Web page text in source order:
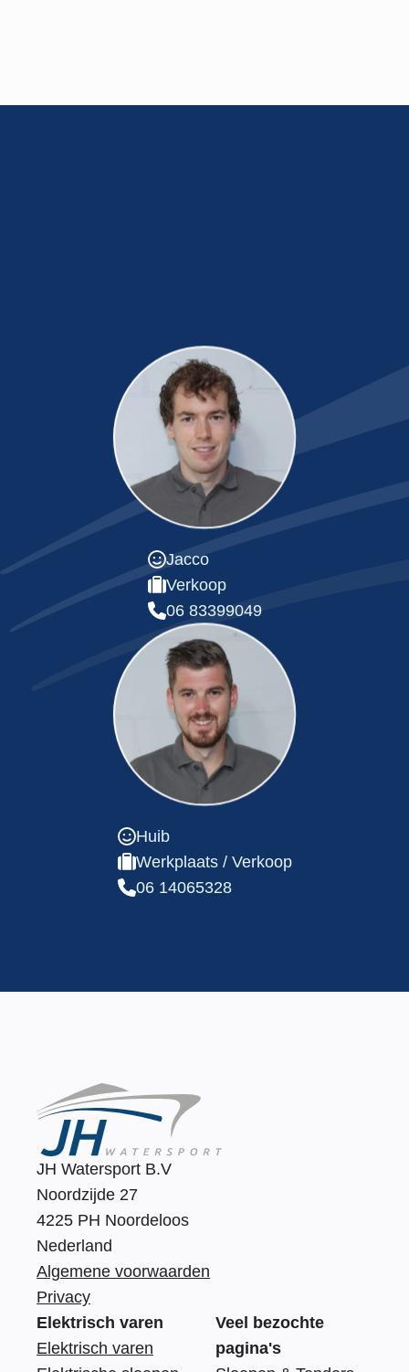
Jacco
Verkoop
06 83399049
Huib
Werkplaats / Verkoop
06 14065328
JH Watersport B.V
Noordzijde 27
4225 PH Noordeloos
Nederland
Algemene voorwaarden
Privacy
Elektrisch varen
Elektrisch varen
Veel bezochte
pagina's